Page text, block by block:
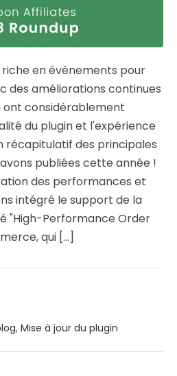
en événements pour
des améliorations continues
ont considérablement
du plugin et l'expérience
récapitulatif des principales
publiées cette année !
des performances et
intégré le support de la
"High-Performance Order
qui [...]
, Mise à jour du plugin